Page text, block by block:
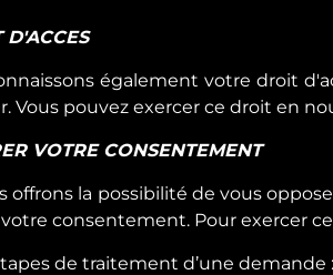
D'ACCES
également votre droit
Vous pouvez exercer ce droit en
VOTRE CONSENTEMENT
offrons la possibilité de vous
consentement. Pour exercer
de traitement d’une demande :